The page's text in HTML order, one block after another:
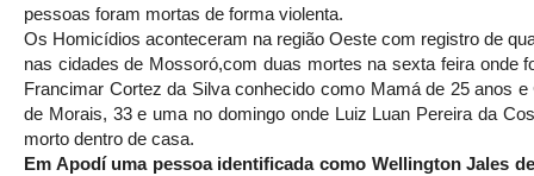
pessoas foram mortas de forma violenta.
Os Homicídios aconteceram na região Oeste com registro de
nas cidades de Mossoró,com duas mortes na sexta feira onde
Francimar Cortez da Silva conhecido como Mamá de 25 anos e
de Morais, 33 e uma no domingo onde Luiz Luan Pereira da
morto dentro de casa.
Em Apodí uma pessoa identificada como Wellington Jales